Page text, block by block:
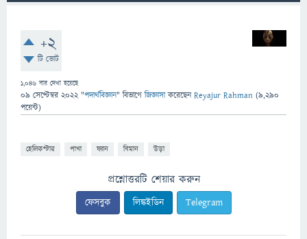
+2
টি ভোট
1,046 বার দেখা হয়েছে
09 সেপ্টেম্বর 2022 "পদার্থবিজ্ঞান" বিভাগে জিজ্ঞাসাকরেছেনReyajur Rahman (9,290
পয়েন্ট)
হেলিকপ্টার পাখা ফ্যান বিমান উড়া
প্রশ্নোত্তরটি শেয়ার করুন
ফেসবুক লিঙ্কইডিন Telegram